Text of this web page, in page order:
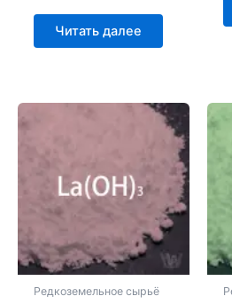
Читать далее
Редкоземельное сырьё